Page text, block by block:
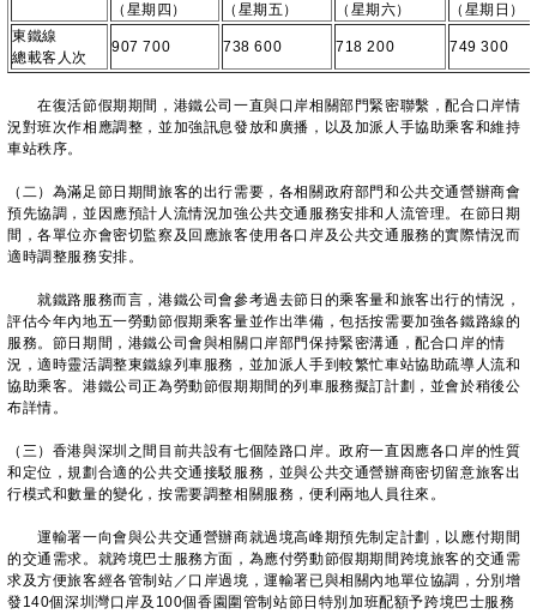
（星期四）
（星期五）
（星期六）
（星期日）
東鐵線
總載客人次
907 700 738 600 718 200 749 300
​在復活節假期期間，港鐵公司一直與口岸相關部門緊密聯繫，配合口岸情
況對班次作相應調整，並加強訊息發放和廣播，以及加派人手協助乘客和維持
車站秩序。
（二）為滿足節日期間旅客的出行需要，各相關政府部門和公共交通營辦商會
預先協調，並因應預計人流情況加強公共交通服務安排和人流管理。在節日期
間，各單位亦會密切監察及回應旅客使用各口岸及公共交通服務的實際情況而
適時調整服務安排。
就鐵路服務而言，港鐵公司會參考過去節日的乘客量和旅客出行的情況，
評估今年內地五一勞動節假期乘客量並作出準備，包括按需要加強各鐵路線的
服務。節日期間，港鐵公司會與相關口岸部門保持緊密溝通，配合口岸的情
況，適時靈活調整東鐵線列車服務，並加派人手到較繁忙車站協助疏導人流和
協助乘客。港鐵公司正為勞動節假期期間的列車服務擬訂計劃，並會於稍後公
布詳情。
（三）香港與深圳之間目前共設有七個陸路口岸。政府一直因應各口岸的性質
和定位，規劃合適的公共交通接駁服務，並與公共交通營辦商密切留意旅客出
行模式和數量的變化，按需要調整相關服務，便利兩地人員往來。
運輸署一向會與公共交通營辦商就過境高峰期預先制定計劃，以應付期間
的交通需求。就跨境巴士服務方面，為應付勞動節假期期間跨境旅客的交通需
求及方便旅客經各管制站／口岸過境，運輸署已與相關內地單位協調，分別增
發140個深圳灣口岸及100個香園圍管制站節日特別加班配額予跨境巴士服務